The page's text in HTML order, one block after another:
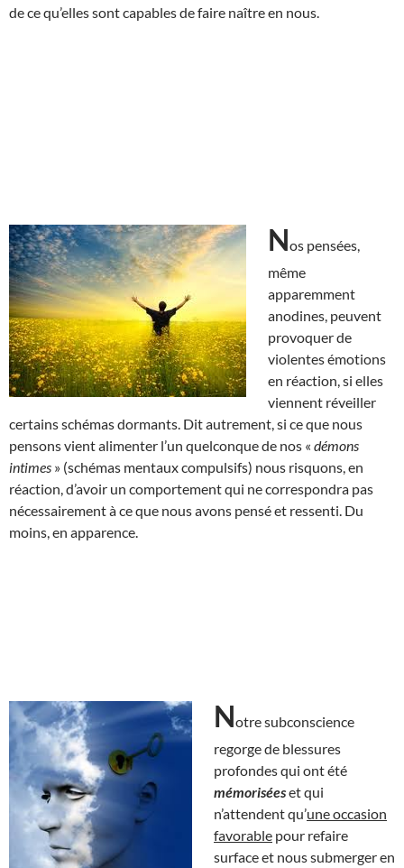
de ce qu’elles sont capables de faire naître en nous.
Nos pensées,
même
apparemment
anodines, peuvent
provoquer de
violentes émotions
en réaction, si elles
viennent réveiller
certains schémas dormants. Dit autrement, si ce que nous
pensons vient alimenter l’un quelconque de nos « démons
intimes » (schémas mentaux compulsifs) nous risquons, en
réaction, d’avoir un comportement qui ne correspondra pas
nécessairement à ce que nous avons pensé et ressenti. Du
moins, en apparence.
Notre subconscience
regorge de blessures
profondes qui ont été
mémoriséeset qui
n’attendent qu’une occasion
favorable pour refaire
surface et nous submerger en